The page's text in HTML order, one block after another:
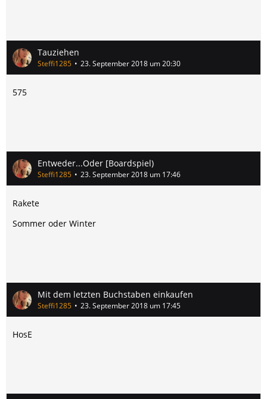
Tauziehen
Steffi1285 23. September 2018 um 20:30
575
Entweder...Oder [Boardspiel)
Steffi1285 23. September 2018 um 17:46
Rakete
Sommer oder Winter
Mit dem letzten Buchstaben einkaufen
Steffi1285 23. September 2018 um 17:45
HosE